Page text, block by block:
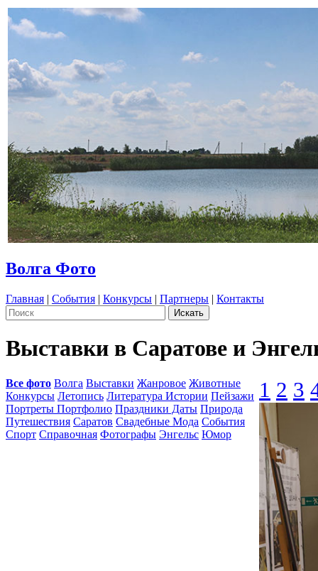
Волга Фото
Главная | События | Конкурсы | Партнеры | Контакты
Выставки в Саратове и
Все фото Волга Выставки Жанровое Животные
Конкурсы Летопись Литература Истории Пейзажи
Портреты Портфолио Праздники Даты Природа
Путешествия Саратов Свадебные Мода События
Спорт Справочная Фотографы Энгельс Юмор
1 2 3